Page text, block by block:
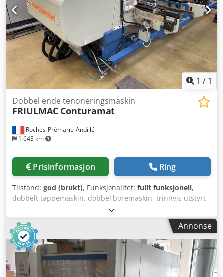
1 / 1
Roches-Prémarie-Andillé
1 643 km
Dobbel ende tenoneringsmaskin
FRIULMAC Conturamat
Prisinformasjon Ring
Tilstand: god (brukt), Funksjonalitet: fullt funksjonell,
dobbelt tappemaskin, dobbel boremaskin, trinnvis utstyrt
med: 1+1 sager 1+1 freseaggregater 1+1 boreaggregater
maksimal lengde: 2500 mm Chedpfx Alew A A E Ij Rea
Annonse